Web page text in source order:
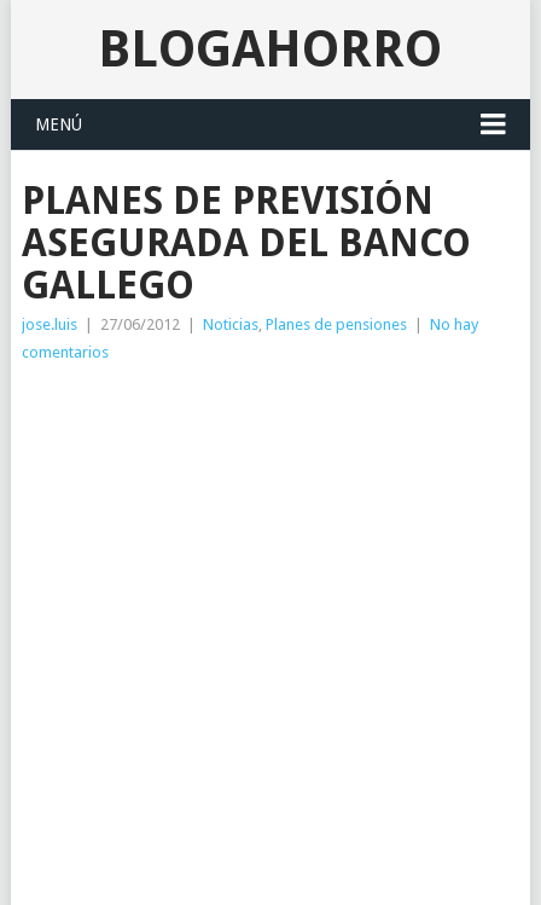
BLOGAHORRO
MENÚ
PLANES DE PREVISIÓN
ASEGURADA DEL BANCO
GALLEGO
jose.luis 27/06/2012 Noticias, Planes de pensiones
No hay
comentarios